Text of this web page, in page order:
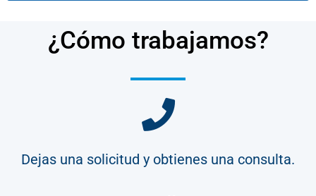
¿Cómo trabajamos?
Dejas una solicitud y obtienes una consulta.